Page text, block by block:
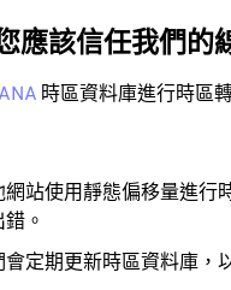
應該信任我們的
時區資料庫進行時區
網站使用靜態偏移量進行
。
定期更新時區資料庫，